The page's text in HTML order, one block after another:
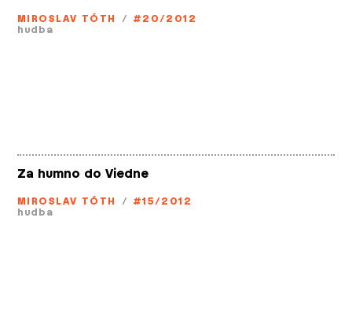
MIROSLAV TÓTH / #20/2012
hudba
Za humno do Viedne
MIROSLAV TÓTH / #15/2012
hudba